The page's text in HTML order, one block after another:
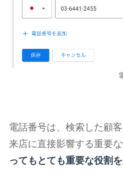
電話番号は、検索した顧
来店に直接影響する重要な
ってもとても重要な役割を